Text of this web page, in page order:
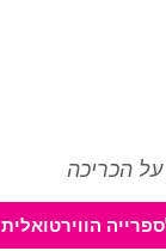
הכריכה
הווירטואלית